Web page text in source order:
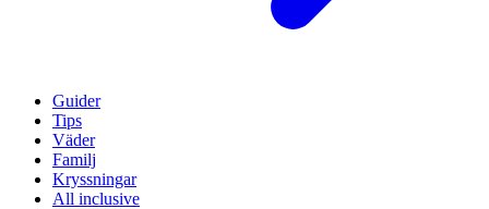
Guider
Tips
Väder
Familj
Kryssningar
All inclusive